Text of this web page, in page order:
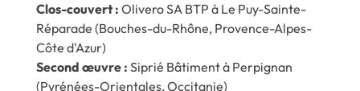
Clos-couvert : Olivero SA BTP à Le Puy-Sainte-
Réparade (Bouches-du-Rhône, Provence-Alpes-
Côte d'Azur)
Second œuvre : Siprié Bâtiment à Perpignan
(Pyrénées-Orientales, Occitanie)